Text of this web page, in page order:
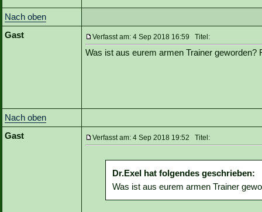
Nach oben
Gast
Verfasst am: 4 Sep 2018 16:59 Titel:
Was ist aus eurem armen Trainer geworden?
Nach oben
Gast
Verfasst am: 4 Sep 2018 19:52 Titel:
Dr.Exel hat folgendes geschrieben:
Was ist aus eurem armen Trainer